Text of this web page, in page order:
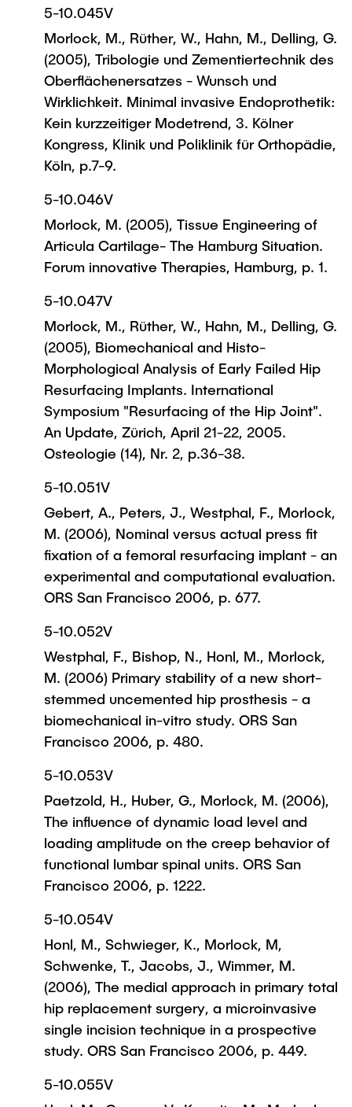
5-10.045V
Morlock, M., Rüther, W., Hahn, M., Delling, G.
(2005), Tribologie und Zementiertechnik des
Oberflächenersatzes - Wunsch und
Wirklichkeit. Minimal invasive Endoprothetik:
Kein kurzzeitiger Modetrend, 3. Kölner
Kongress, Klinik und Poliklinik für Orthopädie,
Köln, p.7-9.
5-10.046V
Morlock, M. (2005), Tissue Engineering of
Articula Cartilage- The Hamburg Situation.
Forum innovative Therapies, Hamburg, p. 1.
5-10.047V
Morlock, M., Rüther, W., Hahn, M., Delling, G.
(2005), Biomechanical and Histo-
Morphological Analysis of Early Failed Hip
Resurfacing Implants. International
Symposium "Resurfacing of the Hip Joint".
An Update, Zürich, April 21-22, 2005.
Osteologie (14), Nr. 2, p.36-38.
5-10.051V
Gebert, A., Peters, J., Westphal, F., Morlock,
M. (2006), Nominal versus actual press fit
fixation of a femoral resurfacing implant - an
experimental and computational evaluation.
ORS San Francisco 2006, p. 677.
5-10.052V
Westphal, F., Bishop, N., Honl, M., Morlock,
M. (2006) Primary stability of a new short-
stemmed uncemented hip prosthesis - a
biomechanical in-vitro study. ORS San
Francisco 2006, p. 480.
5-10.053V
Paetzold, H., Huber, G., Morlock, M. (2006),
The influence of dynamic load level and
loading amplitude on the creep behavior of
functional lumbar spinal units. ORS San
Francisco 2006, p. 1222.
5-10.054V
Honl, M., Schwieger, K., Morlock, M,
Schwenke, T., Jacobs, J., Wimmer, M.
(2006), The medial approach in primary total
hip replacement surgery, a microinvasive
single incision technique in a prospective
study. ORS San Francisco 2006, p. 449.
5-10.055V